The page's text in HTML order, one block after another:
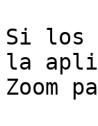
Si los
la
Zoom